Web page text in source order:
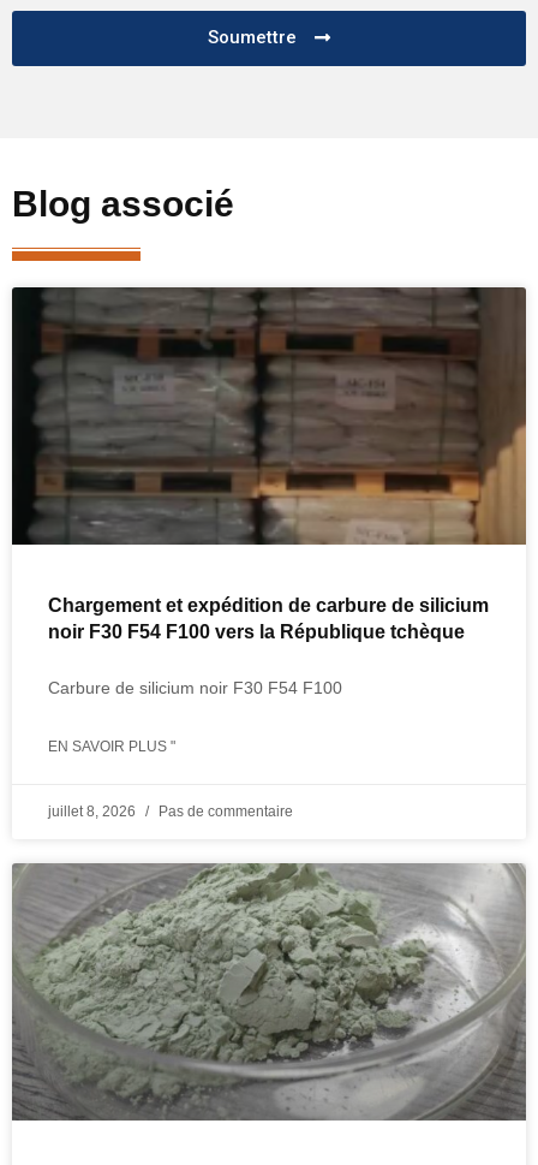
Soumettre
Blog associé
Chargement et expédition de carbure de silicium
noir F30 F54 F100 vers la République tchèque
Carbure de silicium noir F30 F54 F100
EN SAVOIR PLUS "
juillet 8, 2026 Pas de commentaire